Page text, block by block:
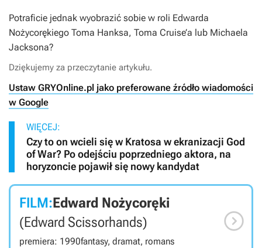
Potraficie jednak wyobrazić sobie w roli Edwarda
Nożycorękiego Toma Hanksa, Toma Cruise’a lub Michaela
Jacksona?
Dziękujemy za przeczytanie artykułu.
Ustaw GRYOnline.pl jako preferowane źródło wiadomości
w Google
WIĘCEJ:
Czy to on wcieli się w Kratosa w ekranizacji God
of War? Po odejściu poprzedniego aktora, na
horyzoncie pojawił się nowy kandydat
FILM:Edward Nożycoręki
(Edward Scissorhands)
premiera: 1990fantasy, dramat, romans
